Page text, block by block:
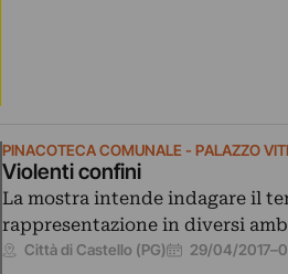
PINACOTECA COMUNALE - PALAZZO
Violenti confini
La mostra intende indagare il
rappresentazione in diversi
Città di Castello (PG) 29/04/2017–